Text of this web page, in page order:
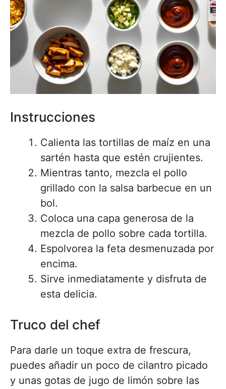
Instrucciones
Calienta las tortillas de maíz en una
sartén hasta que estén crujientes.
Mientras tanto, mezcla el pollo
grillado con la salsa barbecue en un
bol.
Coloca una capa generosa de la
mezcla de pollo sobre cada tortilla.
Espolvorea la feta desmenuzada por
encima.
Sirve inmediatamente y disfruta de
esta delicia.
Truco del chef
Para darle un toque extra de frescura,
puedes añadir un poco de cilantro picado
y unas gotas de jugo de limón sobre las